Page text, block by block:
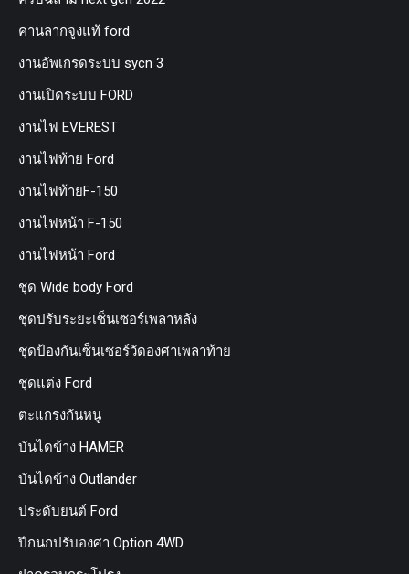
คานลากจูงแท้ ford
งานอัพเกรดระบบ sycn 3
งานเปิดระบบ FORD
งานไฟ EVEREST
งานไฟท้าย Ford
งานไฟท้ายF-150
งานไฟหน้า F-150
งานไฟหน้า Ford
ชุด Wide body Ford
ชุดปรับระยะเซ็นเซอร์เพลาหลัง
ชุดป้องกันเซ็นเซอร์วัดองศาเพลาท้าย
ชุดแต่ง Ford
ตะแกรงกันหนู
บันไดข้าง HAMER
บันไดข้าง Outlander
ประดับยนต์ Ford
ปีกนกปรับองศา Option 4WD